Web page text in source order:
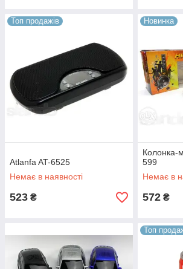
Топ продажів
Atlanfa AT-6525
Немає в наявності
523 ₴
Новинка
Колонка-
599
Немає в
572 ₴
Топ